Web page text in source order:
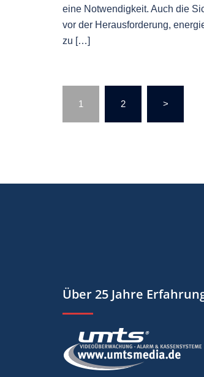
eine Notwendigkeit. Auch die
vor der Herausforderung,
zu […]
1 2 >
Über 25 Jahre